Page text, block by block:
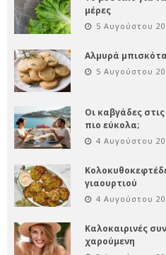
μέρες
5 Αυγούστου
Αλμυρά
5 Αυγούστου
Οι καβγάδες
πιο εύκολα;
4 Αυγούστου
γιαουρτιού
4 Αυγούστου
Καλοκαιρινές
χαρούμενη